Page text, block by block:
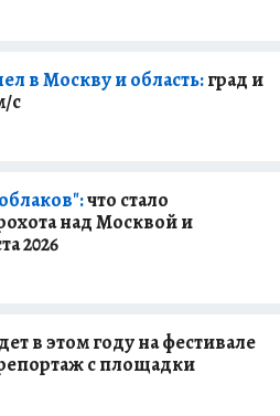
в Москву и область:град и
с
что стало
над Москвой и
2026
в этом году на фестивале
с площадки